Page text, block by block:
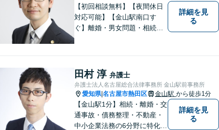
ださい。
【初回相談無料】【夜間休日
対応可能】【金山駅南口す
ぐ】離婚・男女問題・相続・
詳細を見
る
田村 淳 弁護士
弁護士法人名古屋総合法律事務所 金山駅前事務所
愛知県|名古屋市熱田区 金山駅 から徒歩1分
【金山駅1分】相続・離婚・交
通事故・債務整理・不動産・
中小企業法務の6分野に特化！
詳細を見
る